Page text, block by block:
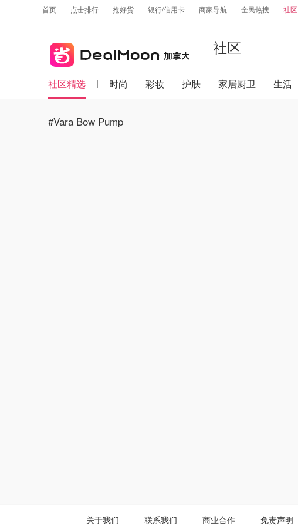
首页 点击排行 抢好货 银行/信用卡 商家导航 全民热搜 社区
社区
社区精选 时尚 彩妆 护肤 家居厨卫 生活
#Vara Bow Pump
关于我们 联系我们 商业合作 免责声明